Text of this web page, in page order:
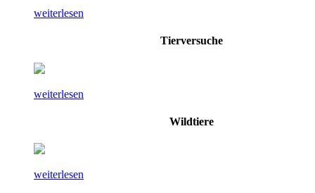
weiterlesen
Tierversuche
weiterlesen
Wildtiere
weiterlesen